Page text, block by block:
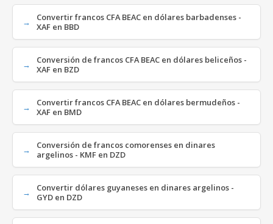
Convertir francos CFA BEAC en dólares barbadenses -
XAF en BBD
Conversión de francos CFA BEAC en dólares beliceños -
XAF en BZD
Convertir francos CFA BEAC en dólares bermudeños -
XAF en BMD
Conversión de francos comorenses en dinares
argelinos - KMF en DZD
Convertir dólares guyaneses en dinares argelinos -
GYD en DZD